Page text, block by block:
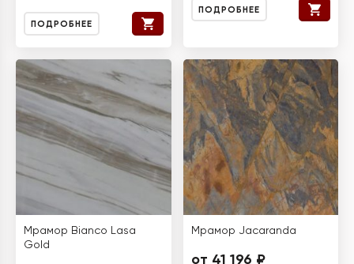
ПОДРОБНЕЕ
ПОДРОБНЕЕ
Мрамор Bianco Lasa
Gold
Мрамор Jacaranda
от 41 196 ₽